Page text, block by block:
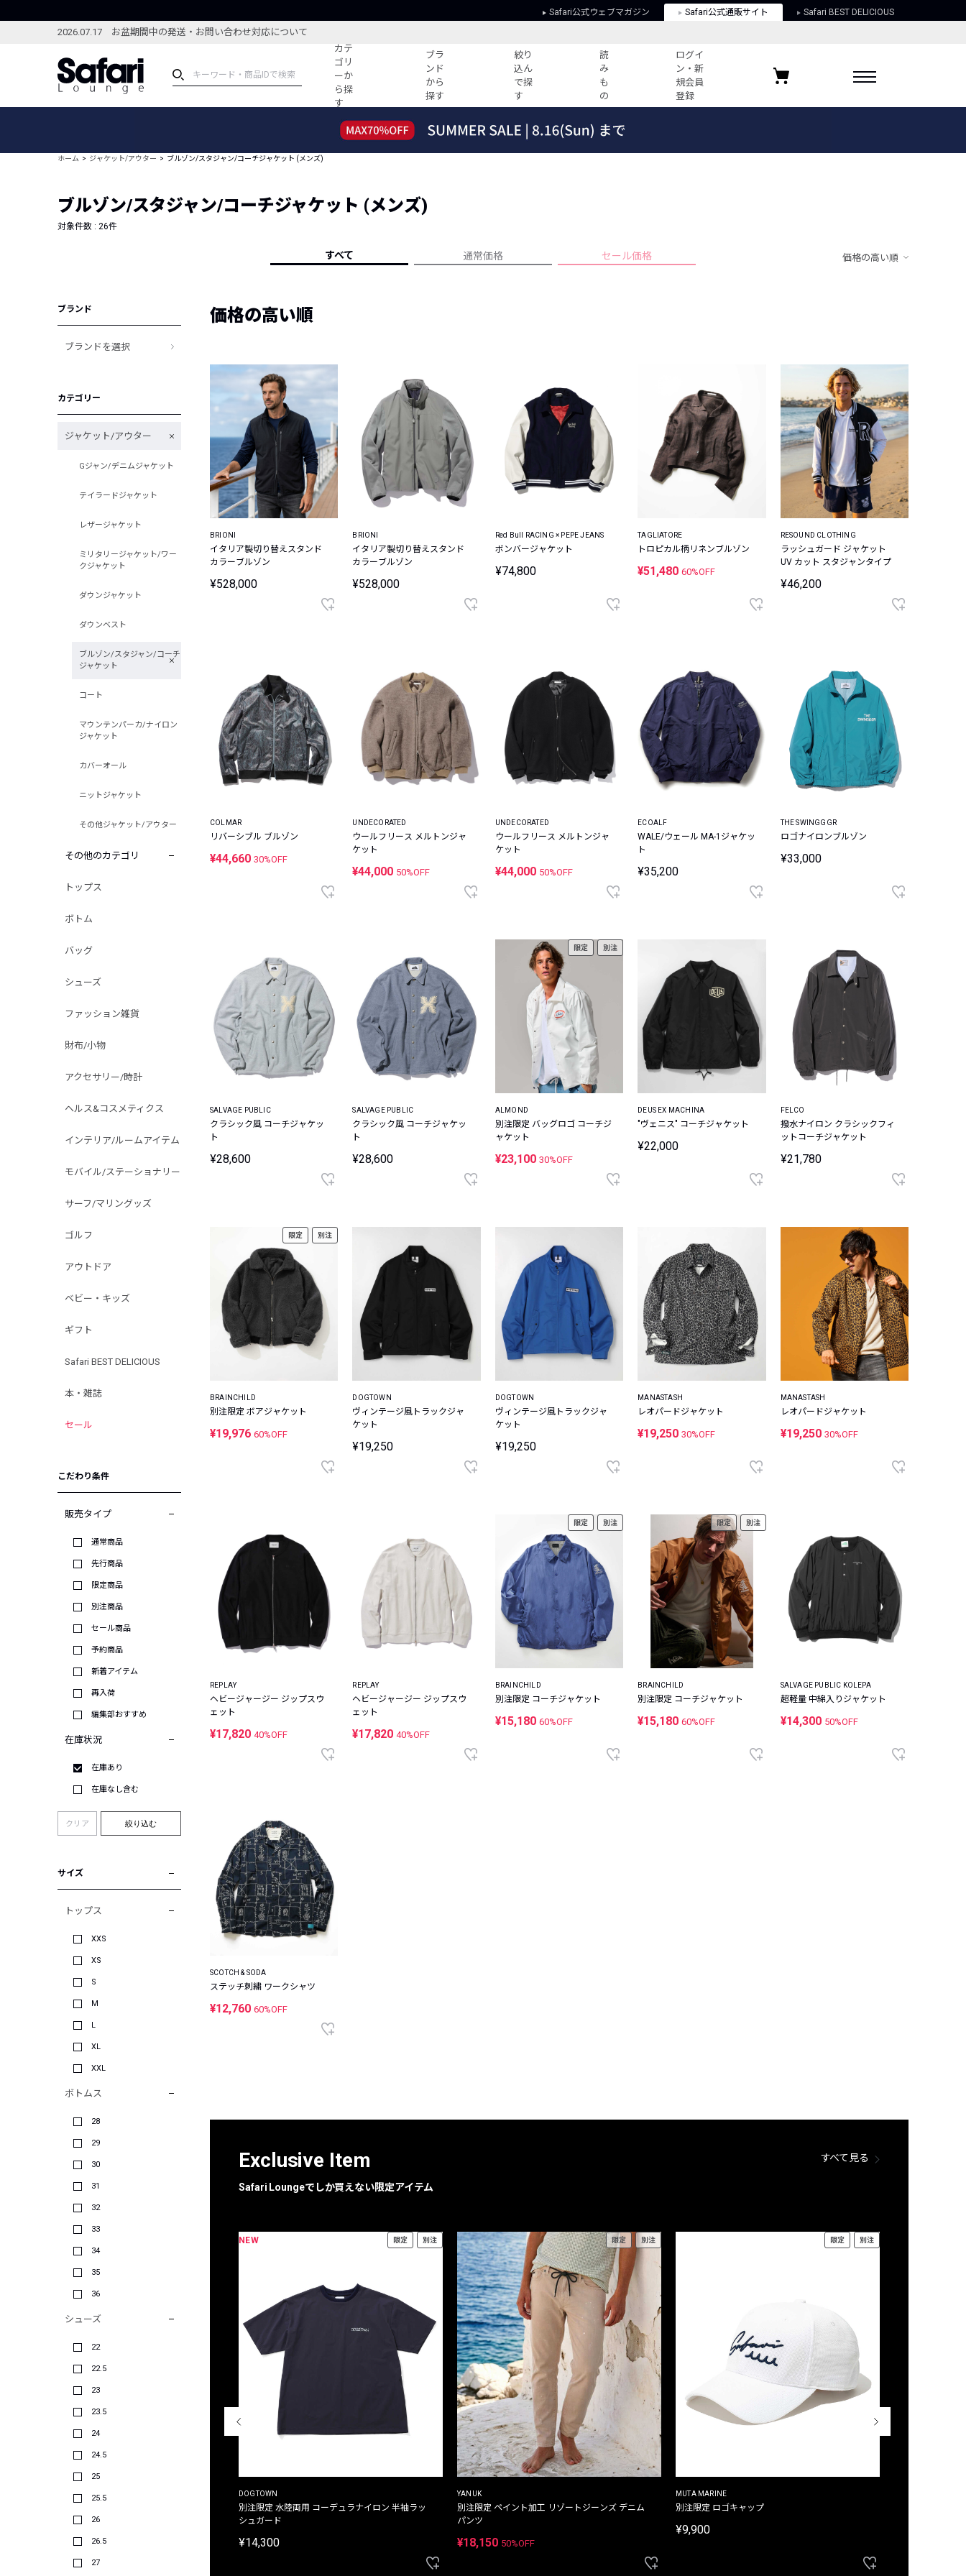
Safari公式ウェブマガジン Safari公式通販サイト Safari BEST DELICIOUS
2026.07.17 お盆期間中の発送・お問い合わせ対応について
カテ
ゴリ
ーか
ら探
す
ブラ
ンド
から
探す
絞り
込ん
で探
す
読
み
も
の
ログイ
ン・新
規会員
登録
ブランドから探す
新着アイテム
編集部のおすすめアイテム
特集記事
コーディネート
すべての記事
ーデ紹介
HOTなコーデ TOP20
人気記事ランキング
フォーカスブランド
セールおすすめアイテム
人気アイテム TOP 15
プライバシーポリシー
お気に入りブランド
ホーム ジャケット/アウター ブルゾン/スタジャン/コーチジャケット (メンズ)
ブルゾン/スタジャン/コーチジャケット (メンズ)
対象件数 : 26件
すべて 通常価格 セール価格 価格の高い順
ブランド
ブランドを選択
カテゴリー
ジャケット/アウター
Gジャン/デニムジャケット
テイラードジャケット
レザージャケット
ミリタリージャケット/ワー
クジャケット
ダウンジャケット
ダウンベスト
ブルゾン/スタジャン/コーチ
ジャケット
コート
マウンテンパーカ/ナイロン
ジャケット
カバーオール
ニットジャケット
その他ジャケット/アウター
その他のカテゴリ
トップス
ボトム
バッグ
シューズ
ファッション雑貨
財布/小物
アクセサリー/時計
ヘルス&コスメティクス
インテリア/ルームアイテム
モバイル/ステーショナリー
サーフ/マリングッズ
ゴルフ
アウトドア
ベビー・キッズ
ギフト
Safari BEST DELICIOUS
本・雑誌
セール
こだわり条件
販売タイプ
通常商品
先行商品
限定商品
別注商品
セール商品
予約商品
新着アイテム
再入荷
編集部おすすめ
在庫状況
在庫あり
在庫なし含む
クリア 絞り込む
サイズ
トップス
XXS
XS
S
M
L
XL
XXL
ボトムス
28
29
30
31
32
33
34
35
36
シューズ
22
22.5
23
23.5
24
24.5
25
25.5
26
26.5
27
価格の高い順
BRIONI
イタリア製切り替えスタンド
カラーブルゾン
¥528,000
BRIONI
イタリア製切り替えスタンド
カラーブルゾン
¥528,000
Red Bull RACING × PEPE JEANS
ボンバージャケット
¥74,800
TAGLIATORE
トロピカル柄リネンブルゾン
¥51,48060%OFF
RESOUND CLOTHING
ラッシュガード ジャケット
UV カット スタジャンタイプ
¥46,200
COLMAR
リバーシブル ブルゾン
¥44,660 30%OFF
UNDECORATED
ウールフリース メルトンジャ
ケット
¥44,000 50%OFF
UNDECORATED
ウールフリース メルトンジャ
ケット
¥44,000 50%OFF
ECOALF
WALE/ウェール MA-1ジャケッ
ト
¥35,200
THE SWINGGGR
ロゴナイロンブルゾン
¥33,000
SALVAGE PUBLIC
クラシック風 コーチジャケッ
ト
¥28,600
SALVAGE PUBLIC
クラシック風 コーチジャケッ
ト
¥28,600
限定 別注
ALMOND
別注限定 バッグロゴ コーチジ
ャケット
¥23,100 30%OFF
DEUS EX MACHINA
"ヴェニス" コーチジャケット
¥22,000
FELCO
撥水ナイロン クラシックフィ
ットコーチジャケット
¥21,780
限定 別注
BRAINCHILD
別注限定 ボアジャケット
¥19,976 60%OFF
DOGTOWN
ヴィンテージ風トラックジャ
ケット
¥19,250
DOGTOWN
ヴィンテージ風トラックジャ
ケット
¥19,250
MANASTASH
レオパードジャケット
¥19,25030%OFF
MANASTASH
レオパードジャケット
¥19,250 30%OFF
REPLAY
ヘビージャージー ジップスウ
ェット
¥17,820 40%OFF
REPLAY
ヘビージャージー ジップスウ
ェット
¥17,82040%OFF
限定 別注
BRAINCHILD
別注限定 コーチジャケット
¥15,180 60%OFF
限定 別注
BRAINCHILD
別注限定 コーチジャケット
¥15,18060%OFF
SALVAGE PUBLIC KOLEPA
超軽量 中綿入りジャケット
¥14,300 50%OFF
SCOTCH & SODA
ステッチ刺繍 ワークシャツ
¥12,760 60%OFF
Exclusive Item
Safari Loungeでしか買えない限定アイテム
すべて見る
THE DUFFER OF ST.GEORGE
NEW 限定 別注
DOGTOWN
別注限定 水陸両用 コーデュラナイロン 半袖ラッ
シュガード
¥14,300
限定 別注
YANUK
別注限定 ペイント加工 リゾートジーンズ デニム
パンツ
¥18,150 50%OFF
限定 別注
MUTA MARINE
別注限定 ロゴキャップ
¥9,900